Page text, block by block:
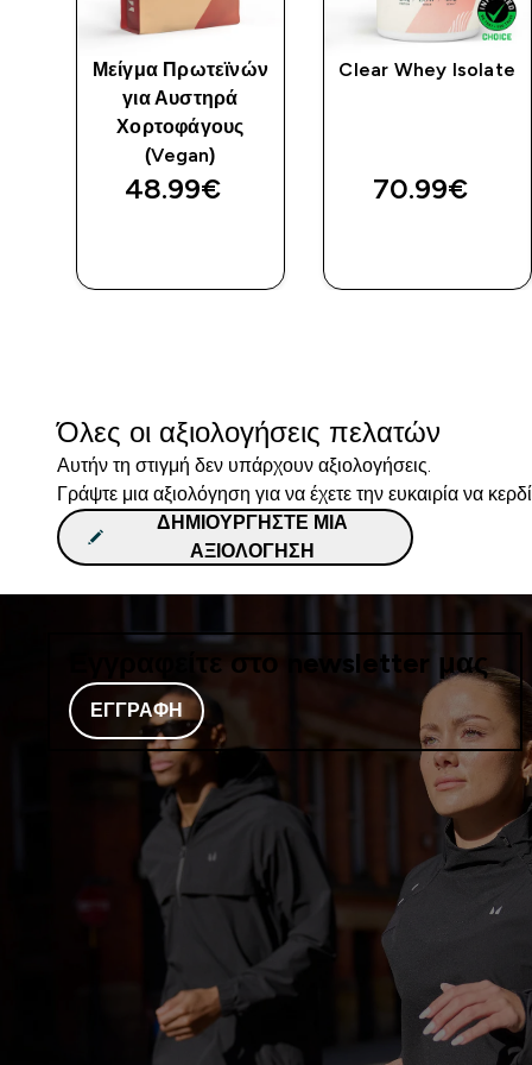
Μείγμα Πρωτεϊνών
για Αυστηρά
Χορτοφάγους
(Vegan)
48.99€‎
Clear Whey Isolate
70.99€‎
Όλες οι αξιολογήσεις πελατών
Αυτήν τη στιγμή δεν υπάρχουν αξιολογήσεις.
Γράψτε μια αξιολόγηση για να έχετε την ευκαιρία να
ΔΗΜΙΟΥΡΓΉΣΤΕ ΜΙΑ
ΑΞΙΟΛΌΓΗΣΗ
Εγγραφείτε στο newsletter μας
ΕΓΓΡΑΦΉ